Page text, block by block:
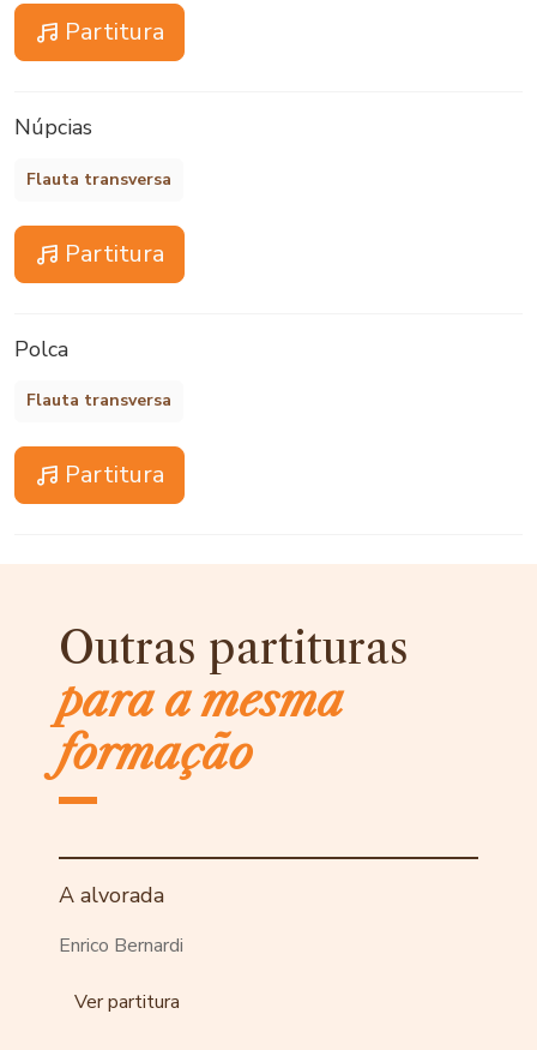
Partitura
Núpcias
Flauta transversa
Partitura
Polca
Flauta transversa
Partitura
Outras partituras
para a mesma
formação
A alvorada
Enrico Bernardi
Ver partitura